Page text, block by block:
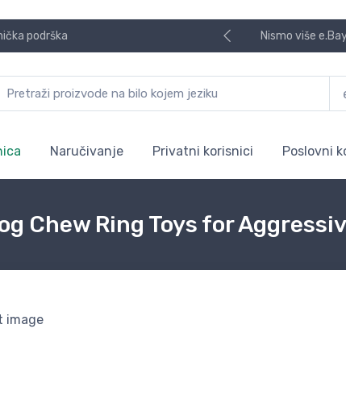
podrška Nismo više
Naručivanje Privatni korisnici Poslovni
Chew Ring Toys for